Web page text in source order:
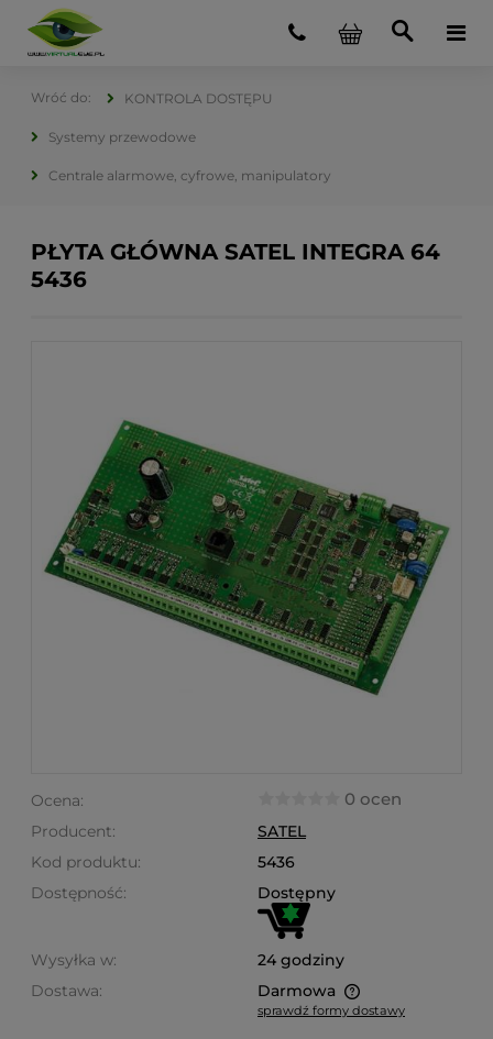
KONTROLA DOSTĘPU
Systemy przewodowe
Centrale alarmowe, cyfrowe, manipulatory
PŁYTA GŁÓWNA SATEL INTEGRA 64
5436
Ocena: 0 ocen
Producent:
SATEL
Kod produktu:
5436
Dostępność:
Dostępny
Wysyłka w:
24 godziny
Dostawa:
Darmowa
Cena nie zawiera ewentualnych kosztów płatności
sprawdź formy dostawy